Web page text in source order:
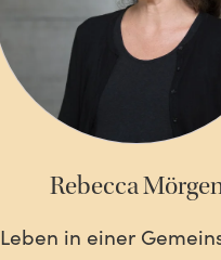
Rebecca
Leben in einer